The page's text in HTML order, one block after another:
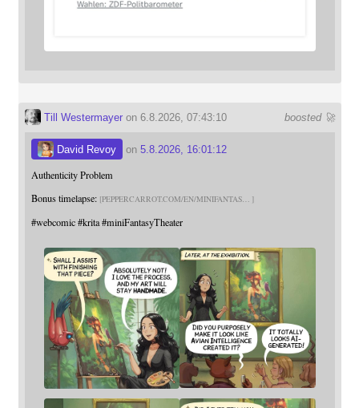
boosted 🚀
Till Westermayeron 6.8.2026, 07:43:10
David Revoy on 5.8.2026, 16:01:12
Authenticity Problem
Bonus timelapse: PEPPERCARROT.COM/EN/MINIFANTAS
#webcomic #krita #miniFantasyTheater